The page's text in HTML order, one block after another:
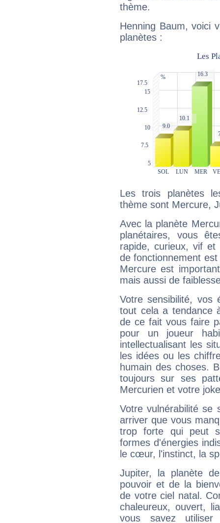
thème.
Henning Baum, voici
planètes :
Les trois planètes
thème sont Mercure,
Avec la planète
planétaires, vous
rapide, curieux, vif et
de fonctionnement
Mercure est
mais aussi de
Votre sensibilité,
tout cela a tendance
de ce fait vous faire
pour un joueur
intellectualisant les
les idées ou les
humain des choses.
toujours sur ses
Mercurien et votre
Votre vulnérabilité se
arriver que vous
trop forte qui peut
formes d'énergies
le cœur, l'instinct, la
Jupiter, la planète
pouvoir et de la
de votre ciel natal.
chaleureux, ouvert,
vous savez